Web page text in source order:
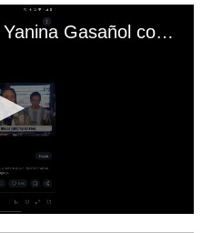
El mal momento de Yanina Gasañol con un hincha argentino en "Subrayado"